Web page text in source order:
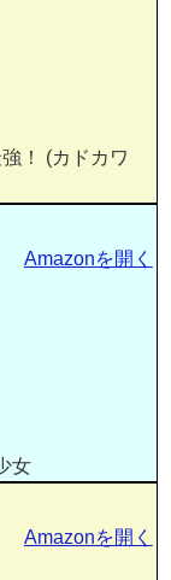
！ (カドカワ
女
Amazonを開く
Amazonを開く